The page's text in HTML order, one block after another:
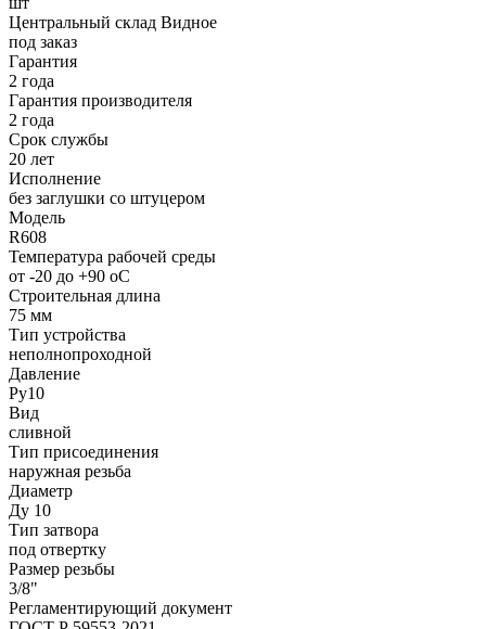
Центральный склад Видное
под заказ
Гарантия
2 года
Гарантия производителя
2 года
Срок службы
20 лет
Исполнение
без заглушки со штуцером
Модель
R608
Температура рабочей среды
от -20 до +90 oC
Строительная длина
75 мм
Тип устройства
неполнопроходной
Давление
Ру10
Вид
сливной
Тип присоединения
наружная резьба
Диаметр
Ду 10
Тип затвора
под отвертку
Размер резьбы
3/8"
Регламентирующий документ